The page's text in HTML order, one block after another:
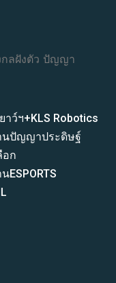
ลฝังตัว ปัญญา
ว์ฯ+KLS Robotics
นปัญญาประดิษฐ์
อก